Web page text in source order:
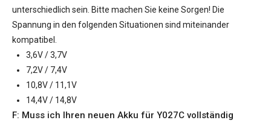
unterschiedlich sein. Bitte machen Sie keine Sorgen! Die
Spannung in den folgenden Situationen sind miteinander
kompatibel.
3,6V / 3,7V
7,2V / 7,4V
10,8V / 11,1V
14,4V / 14,8V
F: Muss ich Ihren neuen Akku für Y027C vollständig